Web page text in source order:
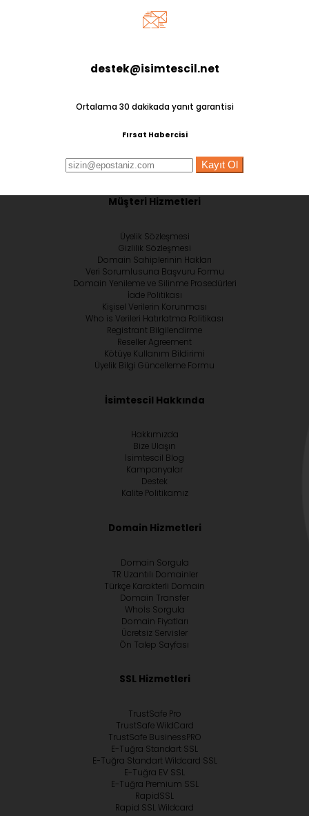
destek@isimtescil.net
Ortalama 30 dakikada yanıt garantisi
Fırsat Habercisi
Kayıt Ol
Müşteri Hizmetleri
Üyelik Sözleşmesi
Gizlilik Sözleşmesi
Domain Sahiplerinin Hakları
Veri Sorumlusuna Başvuru Formu
Domain Yenileme ve Silinme Prosedürleri
İade Politikası
Kişisel Verilerin Korunması
Who is Verileri Hatırlatma Politikası
Registrant Bilgilendirme
Reseller Agreement
Kötüye Kullanım Bildirimi
Üyelik Bilgi Güncelleme Formu
İsimtescil Hakkında
Hakkımızda
Bize Ulaşın
İsimtescil Blog
Kampanyalar
Destek
Kalite Politikamız
Domain Hizmetleri
Domain Sorgula
TR Uzantılı Domainler
Türkçe Karakterli Domain
Domain Transfer
Whoİs Sorgula
Domain Fiyatları
Ücretsiz Servisler
Ön Talep Sayfası
SSL Hizmetleri
TrustSafe Pro
TrustSafe WildCard
TrustSafe BusinessPRO
E-Tuğra Standart SSL
E-Tuğra Standart Wildcard SSL
E-Tuğra EV SSL
E-Tuğra Premium SSL
RapidSSL
Rapid SSL Wildcard